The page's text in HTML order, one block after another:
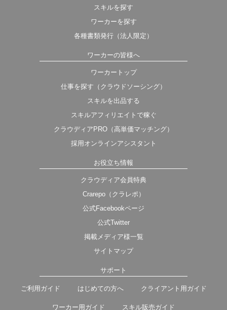
スキルを探す
ワーカーを探す
各種書類発行（法人限定）
ワーカーの皆様へ
ワーカートップ
仕事を探す（クラウドソーシング）
スキルを出品する
スキルアフィリエイトで稼ぐ
クラウディアPRO（高単価マッチング）
採用オンラインアシスタント
お役立ち情報
クラウディア会員特典
Crarepo（クラレポ）
公式Facebookページ
公式Twitter
掲載メディア様一覧
サイトマップ
サポート
ご利用ガイド はじめての方へ クライアント用ガイド
ワーカー用ガイド スキル販売ガイド